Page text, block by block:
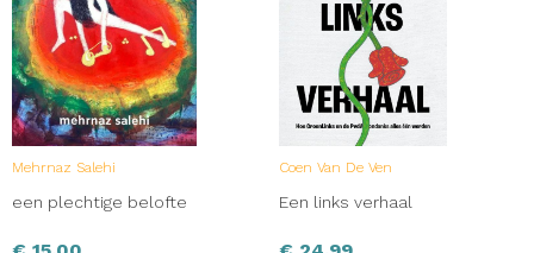
Mehrnaz Salehi
een plechtige belofte
Coen Van De Ven
Een links verhaal